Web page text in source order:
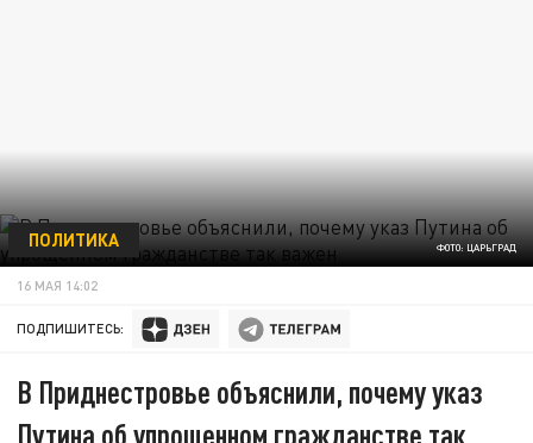
ФОТО: ЦАРЬГРАД
ПОЛИТИКА
16 МАЯ 14:02
ПОДПИШИТЕСЬ:
В Приднестровье объяснили, почему указ
Путина об упрощенном гражданстве так